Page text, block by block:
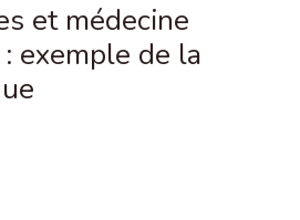
et médecine
exemple de la